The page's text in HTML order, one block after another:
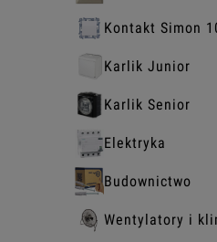
Kontakt Simon
Karlik Junior
Karlik Senior
Elektryka
Budownictwo
Wentylatory i